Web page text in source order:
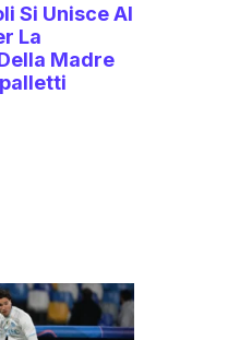
Si Unisce Al
La
Madre